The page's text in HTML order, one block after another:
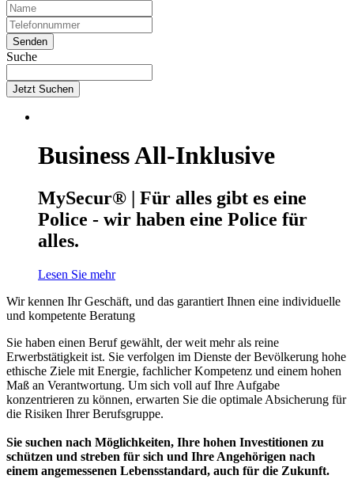
Suche
Jetzt Suchen
Business All-Inklusive
MySecur® | Für alles gibt es eine
Police - wir haben eine Police für
alles.
Lesen Sie mehr
Wir kennen Ihr Geschäft, und das garantiert Ihnen eine individuelle
und kompetente Beratung
Sie haben einen Beruf gewählt, der weit mehr als reine
Erwerbstätigkeit ist. Sie verfolgen im Dienste der Bevölkerung hohe
ethische Ziele mit Energie, fachlicher Kompetenz und einem hohen
Maß an Verantwortung. Um sich voll auf Ihre Aufgabe
konzentrieren zu können, erwarten Sie die optimale Absicherung für
die Risiken Ihrer Berufsgruppe.
Sie suchen nach Möglichkeiten, Ihre hohen Investitionen zu
schützen und streben für sich und Ihre Angehörigen nach
einem angemessenen Lebensstandard, auch für die Zukunft.